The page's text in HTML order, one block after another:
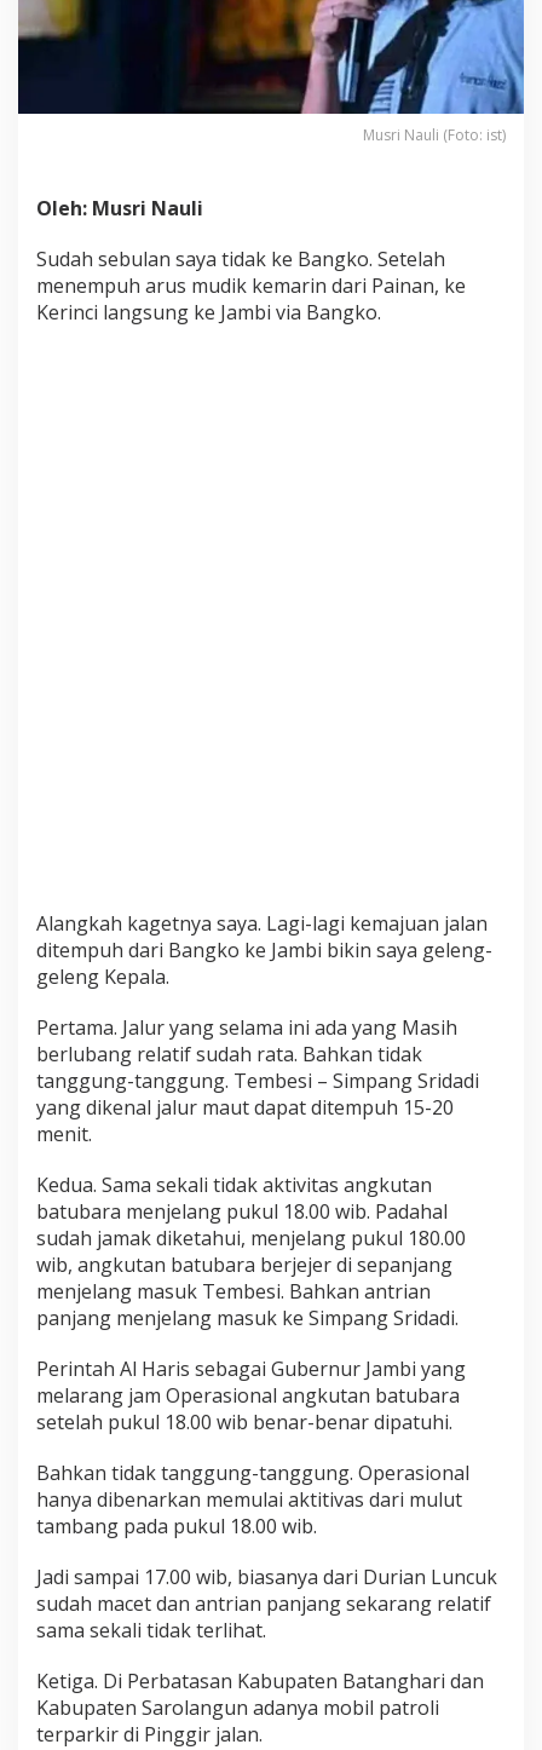
Musri Nauli (Foto: ist)
Oleh: Musri Nauli
Sudah sebulan saya tidak ke Bangko. Setelah
menempuh arus mudik kemarin dari Painan, ke
Kerinci langsung ke Jambi via Bangko.
Alangkah kagetnya saya. Lagi-lagi kemajuan jalan
ditempuh dari Bangko ke Jambi bikin saya geleng-
geleng Kepala.
Pertama. Jalur yang selama ini ada yang Masih
berlubang relatif sudah rata. Bahkan tidak
tanggung-tanggung. Tembesi – Simpang Sridadi
yang dikenal jalur maut dapat ditempuh 15-20
menit.
Kedua. Sama sekali tidak aktivitas angkutan
batubara menjelang pukul 18.00 wib. Padahal
sudah jamak diketahui, menjelang pukul 180.00
wib, angkutan batubara berjejer di sepanjang
menjelang masuk Tembesi. Bahkan antrian
panjang menjelang masuk ke Simpang Sridadi.
Perintah Al Haris sebagai Gubernur Jambi yang
melarang jam Operasional angkutan batubara
setelah pukul 18.00 wib benar-benar dipatuhi.
Bahkan tidak tanggung-tanggung. Operasional
hanya dibenarkan memulai aktitivas dari mulut
tambang pada pukul 18.00 wib.
Jadi sampai 17.00 wib, biasanya dari Durian Luncuk
sudah macet dan antrian panjang sekarang relatif
sama sekali tidak terlihat.
Ketiga. Di Perbatasan Kabupaten Batanghari dan
Kabupaten Sarolangun adanya mobil patroli
terparkir di Pinggir jalan.